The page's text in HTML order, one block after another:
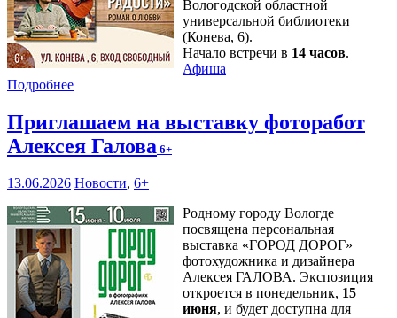
Вологодской областной
универсальной библиотеки
(Конева, 6).
Начало встречи в 14 часов.
Афиша
Подробнее
Приглашаем на выставку фоторабот
Алексея Галова 6+
13.06.2026 Новости, 6+
Родному городу Вологде
посвящена персональная
выставка «ГОРОД ДОРОГ»
фотохудожника и дизайнера
Алексея ГАЛОВА. Экспозиция
откроется в понедельник, 15
июня, и будет доступна для